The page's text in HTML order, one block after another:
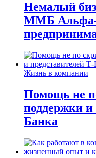
Немалый
ММБ Альфа-
Жизнь в компании
Помощь не
поддержки и
Банка